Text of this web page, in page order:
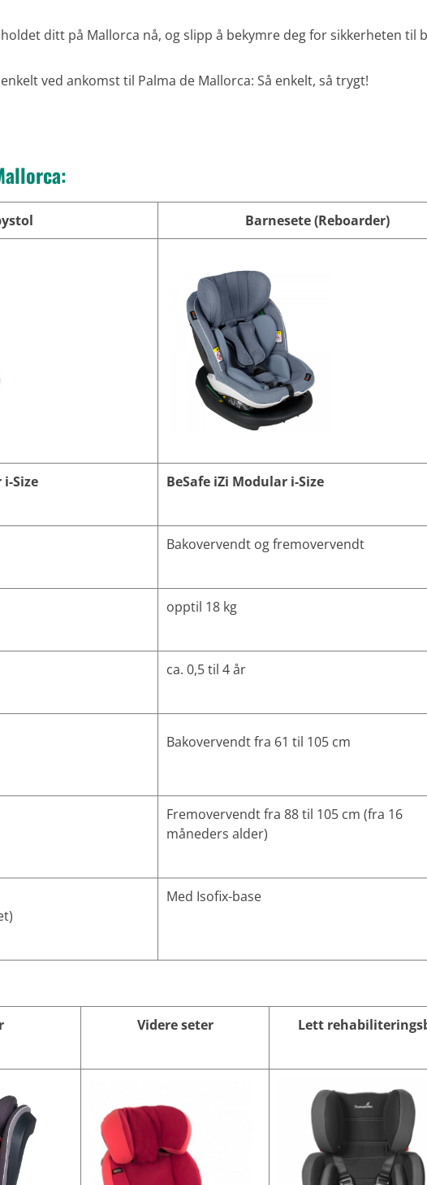
ditt på Mallorca nå, og slipp å bekymre deg for sikkerheten til
ved ankomst til Palma de Mallorca: Så enkelt, så trygt!
Barnesete (Reboarder)
i-Size BeSafe iZi Modular i-Size
Bakovervendt og fremovervendt
opptil 18 kg
ca. 0,5 til 4 år
Bakovervendt fra 61 til 105 cm
Fremovervendt fra 88 til 105 cm (fra 16
måneders alder)
Med Isofix-base
Videre seter Lett